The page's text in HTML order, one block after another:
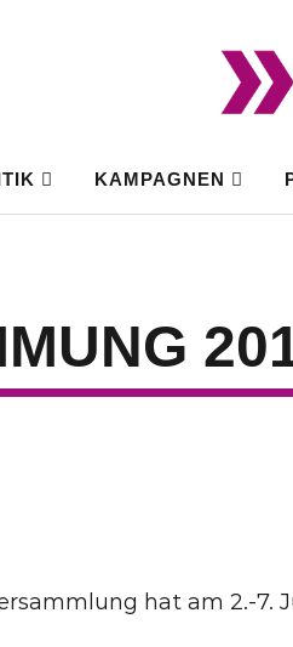
KAMPAGNEN
hat am 2.-7.